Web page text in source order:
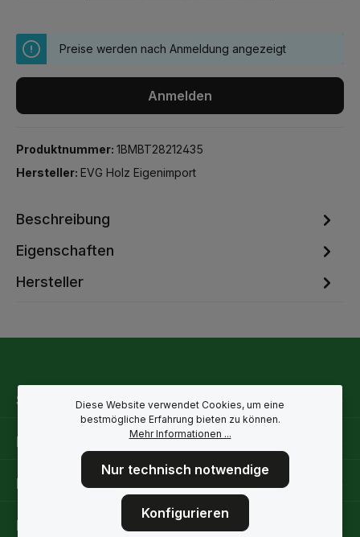
Preise werden nach Anmeldung angezeigt
Anmelden
Produktnummer: 1BMBT28212435
Hersteller: EVG Holz Eigenimport
Beschreibung
Eigenschaften
Hersteller
Service-Hotline
Rechtliche Hinweise
Informationen
Folge uns
Diese Website verwendet Cookies, um eine
bestmögliche Erfahrung bieten zu können.
Mehr Informationen ...
Nur technisch notwendige
Konfigurieren